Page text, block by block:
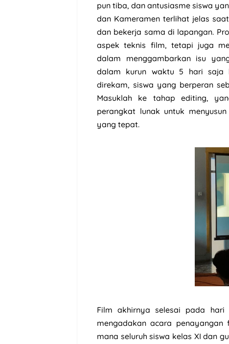
pun tiba, dan antusiasme siswa
dan Kameramen terlihat jelas
dan bekerja sama di lapangan.
aspek teknis film, tetapi juga
dalam menggambarkan isu
dalam kurun waktu 5 hari saja
direkam, siswa yang berperan
Masuklah ke tahap editing,
perangkat lunak untuk
yang tepat.
Film akhirnya selesai pada
mengadakan acara
mana seluruh siswa kelas XI dan